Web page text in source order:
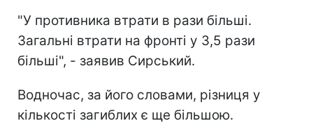
"У противника втрати в рази більші.
Загальні втрати на фронті у 3,5 рази
більші", - заявив Сирський.
Водночас, за його словами, різниця у
кількості загиблих є ще більшою.